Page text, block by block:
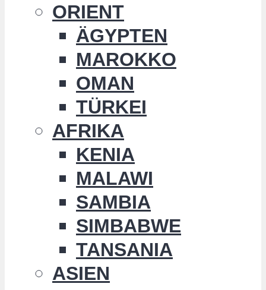
ORIENT
ÄGYPTEN
MAROKKO
OMAN
TÜRKEI
AFRIKA
KENIA
MALAWI
SAMBIA
SIMBABWE
TANSANIA
ASIEN